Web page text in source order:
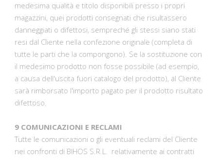
medesima qualità e titolo disponibili presso i propri
magazzini, quei prodotti consegnati che risultassero
danneggiati o difettosi, sempreché gli stessi siano stati
resi dal Cliente nella confezione originale (completa di
tutte le parti che la compongono). Se la sostituzione con
il medesimo prodotto non fosse possibile (ad esempio,
a causa dell'uscita fuori catalogo del prodotto), al Cliente
sarà rimborsato l'importo pagato per il prodotto risultato
difettoso.
9 COMUNICAZIONI E RECLAMI
Tutte le comunicazioni o gli eventuali reclami del Cliente
nei confronti di BIHOS S.R.L. relativamente ai contratti